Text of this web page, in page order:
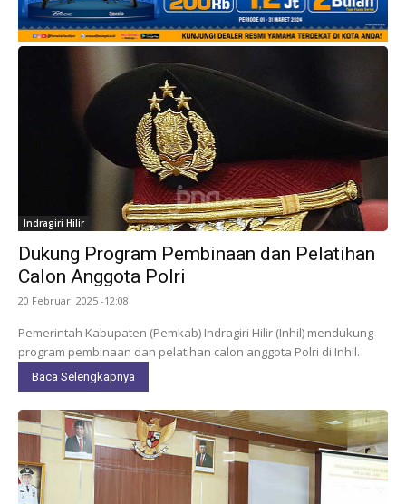
Indragiri Hilir
Dukung Program Pembinaan dan Pelatihan
Calon Anggota Polri
20 Februari 2025 -12:08
Pemerintah Kabupaten (Pemkab) Indragiri Hilir (Inhil) mendukung
program pembinaan dan pelatihan calon anggota Polri di Inhil.
Baca Selengkapnya